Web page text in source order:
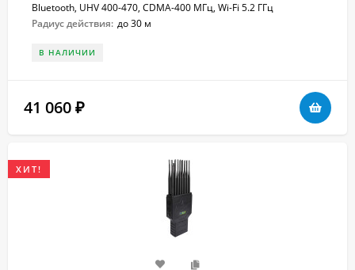
Bluetooth, UHV 400-470, CDMA-400 МГц, Wi-Fi 5.2 ГГц
Радиус действия: до 30 м
В НАЛИЧИИ
41 060 ₽
ХИТ!